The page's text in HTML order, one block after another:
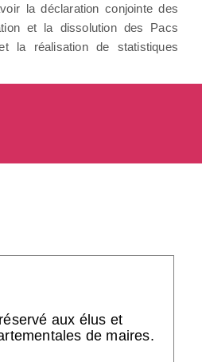
la déclaration conjointe des
et la dissolution des Pacs
la réalisation de statistiques
aux élus et
de maires.